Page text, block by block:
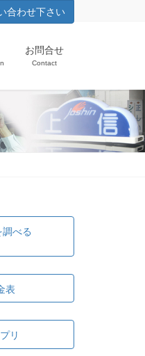
合わせ下さい
お問合せ
Contact
べる
表
リ